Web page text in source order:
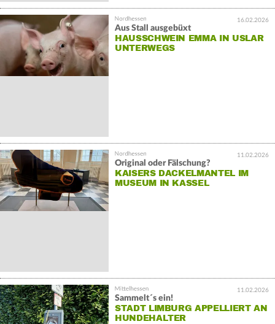
16.02.2026
Aus Stall ausgebüxt
HAUSSCHWEIN EMMA IN USLAR
UNTERWEGS
11.02.2026
Original oder Fälschung?
KAISERS DACKELMANTEL IM
MUSEUM IN KASSEL
11.02.2026
Sammelt´s ein!
STADT LIMBURG APPELLIERT AN
HUNDEHALTER